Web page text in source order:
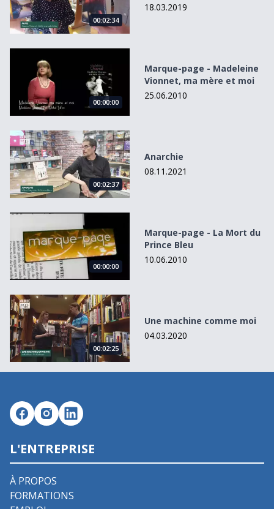
00:02:34
18.03.2019
00:00:00
Marque-page - Madeleine
Vionnet, ma mère et moi
25.06.2010
Anarchie
00:02:37
Anarchie
08.11.2021
Marque-page - La Mort du Prince Bleu
00:00:00
Marque-page - La Mort du
Prince Bleu
10.06.2010
Une machine comme moi
00:02:25
Une machine comme moi
04.03.2020
L'ENTREPRISE
À PROPOS
FORMATIONS